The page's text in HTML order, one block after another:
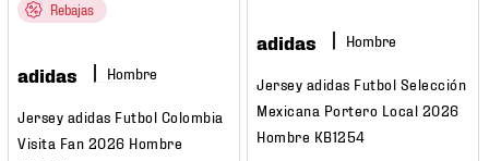
Rebajas
adidas Hombre
Jersey adidas Futbol Colombia
Visita Fan 2026 Hombre
adidas Hombre
Jersey adidas Futbol Selección
Mexicana Portero Local 2026
Hombre KB1254